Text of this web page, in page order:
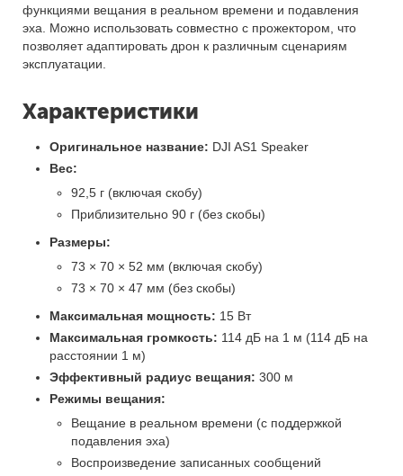
функциями вещания в реальном времени и подавления
эха. Можно использовать совместно с прожектором, что
позволяет адаптировать дрон к различным сценариям
эксплуатации.
Характеристики
Оригинальное название: DJI AS1 Speaker
Вес:
92,5 г (включая скобу)
Приблизительно 90 г (без скобы)
Размеры:
73 × 70 × 52 мм (включая скобу)
73 × 70 × 47 мм (без скобы)
Максимальная мощность: 15 Вт
Максимальная громкость: 114 дБ на 1 м (114 дБ на
расстоянии 1 м)
Эффективный радиус вещания: 300 м
Режимы вещания:
Вещание в реальном времени (с поддержкой
подавления эха)
Воспроизведение записанных сообщений